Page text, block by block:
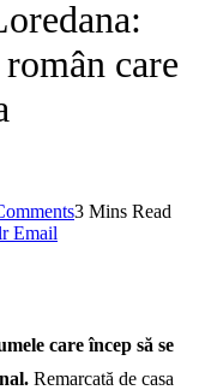
care
3 Mins Read
Email
care încep să se
Remarcată de casa